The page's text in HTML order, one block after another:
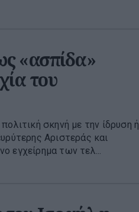
«ασπίδα»
του
σκηνή με την ίδρυση ή
Αριστεράς και
εγχείρημα των τελ...